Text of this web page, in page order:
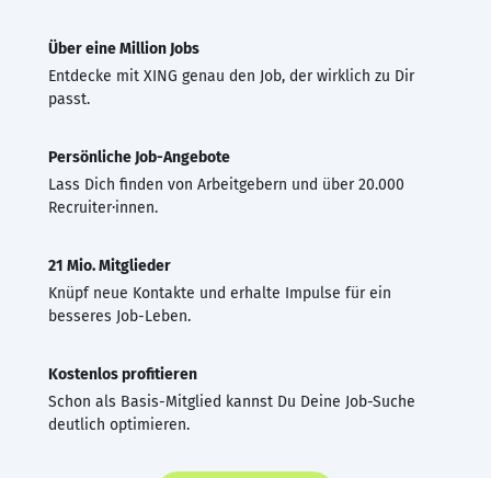
Über eine Million Jobs
Entdecke mit XING genau den Job, der wirklich zu Dir
passt.
Persönliche Job-Angebote
Lass Dich finden von Arbeitgebern und über 20.000
Recruiter·innen.
21 Mio. Mitglieder
Knüpf neue Kontakte und erhalte Impulse für ein
besseres Job-Leben.
Kostenlos profitieren
Schon als Basis-Mitglied kannst Du Deine Job-Suche
deutlich optimieren.